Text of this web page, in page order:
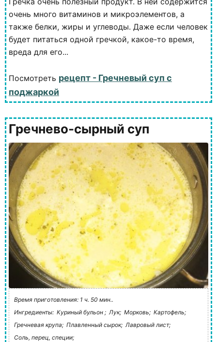
очень много витаминов и микроэлементов, а
также белки, жиры и углеводы. Даже если человек
будет питаться одной гречкой, какое-то время,
вреда для его...
Посмотреть рецепт - Гречневый суп с
поджаркой
Гречнево-сырный суп
Время приготовления: 1 ч. 50 мин..
Ингредиенты: Куриный бульон ; Лук; Морковь; Картофель;
Гречневая крупа; Плавленный сырок; Лавровый лист;
Соль, перец, специи;